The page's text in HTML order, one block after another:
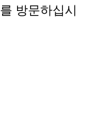
를 방문하십시